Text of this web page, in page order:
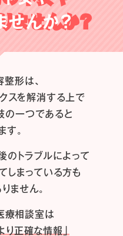
せんか？
形は、
スを解消する上で
の一つであると
す。
のトラブルによって
しまっている方も
ません。
療相談室は
り正確な情報」